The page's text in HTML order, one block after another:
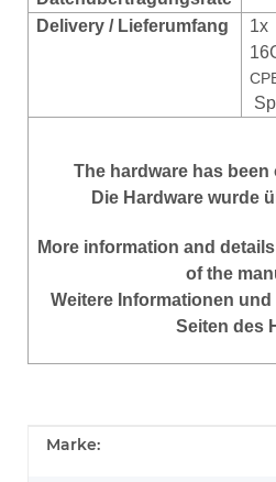
Delivery / Lieferumfang
1x
The hardware has
Die Hardware wurde
More information and
of the
Weitere Informationen
Seiten des
Produkteigenschaft
Wert
Marke: